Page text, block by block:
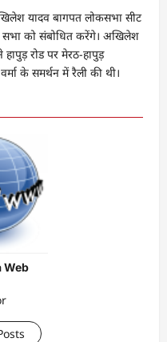
यादव बागपत लोकसभा सीट
सभा को संबोधित करेंगे। अखिलेश
रोड पर मेरठ-हापुड़
के समर्थन में रैली की थी।
Web